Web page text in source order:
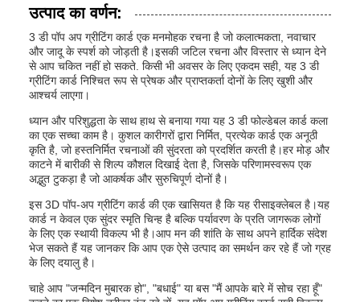
उत्पाद का वर्णन:
3 डी पॉप अप ग्रीटिंग कार्ड एक मनमोहक रचना है जो कलात्मकता, नवाचार
और जादू के स्पर्श को जोड़ती है।इसकी जटिल रचना और विस्तार से ध्यान देने
से आप चकित नहीं हो सकते. किसी भी अवसर के लिए एकदम सही, यह 3 डी
ग्रीटिंग कार्ड निश्चित रूप से प्रेषक और प्राप्तकर्ता दोनों के लिए खुशी और
आश्चर्य लाएगा।
ध्यान और परिशुद्धता के साथ हाथ से बनाया गया यह 3 डी फोल्डेबल कार्ड कला
का एक सच्चा काम है। कुशल कारीगरों द्वारा निर्मित, प्रत्येक कार्ड एक अनूठी
कृति है, जो हस्तनिर्मित रचनाओं की सुंदरता को प्रदर्शित करती है।हर मोड़ और
काटने में बारीकी से शिल्प कौशल दिखाई देता है, जिसके परिणामस्वरूप एक
अद्भुत टुकड़ा है जो आकर्षक और सुरुचिपूर्ण दोनों है।
इस 3D पॉप-अप ग्रीटिंग कार्ड की एक खासियत है कि यह रीसाइक्लेबल है।यह
कार्ड न केवल एक सुंदर स्मृति चिन्ह है बल्कि पर्यावरण के प्रति जागरूक लोगों
के लिए एक स्थायी विकल्प भी है।आप मन की शांति के साथ अपने हार्दिक संदेश
भेज सकते हैं यह जानकर कि आप एक ऐसे उत्पाद का समर्थन कर रहे हैं जो ग्रह
के लिए दयालु है।
चाहे आप "जन्मदिन मुबारक हो", "बधाई" या बस "मैं आपके बारे में सोच रहा हूँ"